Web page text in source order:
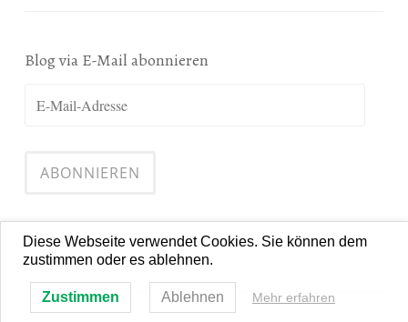
Blog via E-Mail abonnieren
E-
ABONNIEREN
Diese Webseite verwendet Cookies. Sie können dem
zustimmen oder es ablehnen.
Zustimmen Ablehnen Mehr erfahren